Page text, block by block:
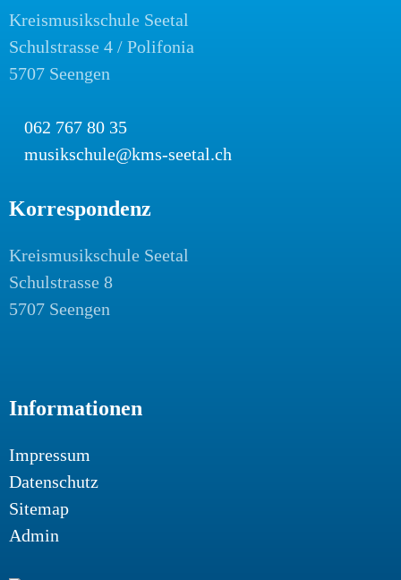
Kreismusikschule Seetal
Schulstrasse 4 / Polifonia
5707 Seengen
062 767 80 35
musikschule@kms-seetal.ch
Korrespondenz
Kreismusikschule Seetal
Schulstrasse 8
5707 Seengen
Informationen
Impressum
Datenschutz
Sitemap
Admin